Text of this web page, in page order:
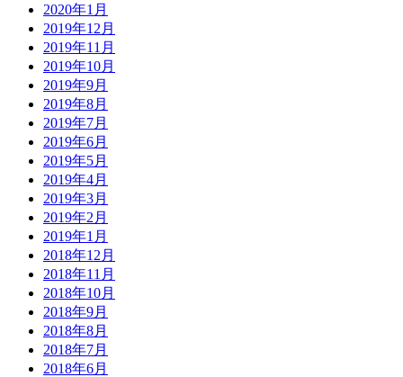
2020年1月
2019年12月
2019年11月
2019年10月
2019年9月
2019年8月
2019年7月
2019年6月
2019年5月
2019年4月
2019年3月
2019年2月
2019年1月
2018年12月
2018年11月
2018年10月
2018年9月
2018年8月
2018年7月
2018年6月